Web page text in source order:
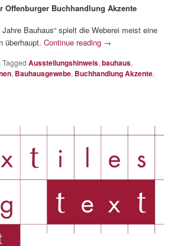
Offenburger Buchhandlung Akzente
Jahre Bauhaus“ spielt die Weberei meist eine
überhaupt.Continue reading →
|Tagged Ausstellungshinweis,bauhaus,
, Bauhausgewebe, Buchhandlung Akzente,